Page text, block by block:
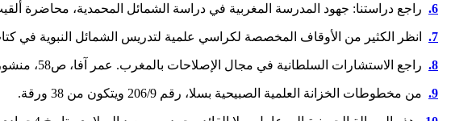
6. راجع دراستنا: جهود المدرسة المغربية في دراسة الشمائل المحمدية، محاضرة ألقيت بكلية الآداب
7. انظر الكثير من الأوقاف المخصصة لكراسي علمية لتدريس الشمائل النبوية في كتاب جامع
8. راجع الاستشارات السلطانية في مجال الإصلاحات بالمغرب. عمر آفا، ص58، منشور بمجلة كلية الآداب والعلوم الإنسانية بالرباط العدد السادس عشر 1991.
9. من مخطوطات الخزانة العلمية الصبيحية بسلا، رقم 206/9 ويتكون من 38 ورقة.